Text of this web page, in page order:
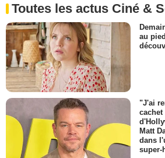
Toutes les actus Ciné &
au
"J'ai
Matt
dans
super-